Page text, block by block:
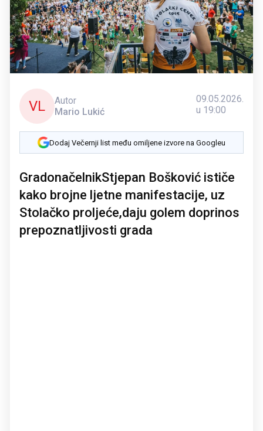
VL
Autor
Mario Lukić
09.05.2026.
u 19:00
Dodaj Večernji list među omiljene izvore na Googleu
GradonačelnikStjepan Bošković ističe
kako brojne ljetne manifestacije, uz
Stolačko proljeće,daju golem doprinos
prepoznatljivosti grada